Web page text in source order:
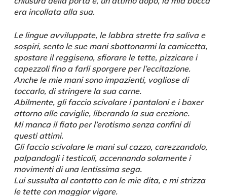
era incollata alla sua.
Le lingue avviluppate, le labbra strette fra saliva e
sospiri, sento le sue mani sbottonarmi la camicetta,
spostare il reggiseno, sfiorare le tette, pizzicare i
capezzoli fino a farli sporgere per l’eccitazione.
Anche le mie mani sono impazienti, vogliose di
toccarlo, di stringere la sua carne.
Abilmente, gli faccio scivolare i pantaloni e i boxer
attorno alle caviglie, liberando la sua erezione.
Mi manca il fiato per l’erotismo senza confini di
questi attimi.
Gli faccio scivolare le mani sul cazzo, carezzandolo,
palpandogli i testicoli, accennando solamente i
movimenti di una lentissima sega.
Lui sussulta al contatto con le mie dita, e mi strizza
le tette con maggior vigore.